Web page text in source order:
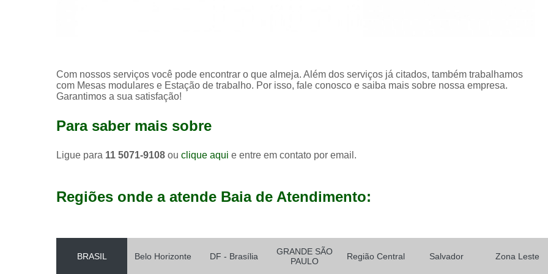
Com nossos serviços você pode encontrar o que almeja. Além dos serviços já citados, também trabalhamos
com Mesas modulares e Estação de trabalho. Por isso, fale conosco e saiba mais sobre nossa empresa.
Garantimos a sua satisfação!
Para saber mais sobre
Ligue para 11 5071-9108 ou clique aqui e entre em contato por email.
Regiões onde a atende Baia de Atendimento:
BRASIL Belo Horizonte DF - Brasília
GRANDE SÃO
PAULO
Região Central Salvador Zona Leste